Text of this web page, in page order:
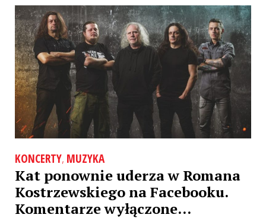
KONCERTY, MUZYKA
Kat ponownie uderza w Romana
Kostrzewskiego na Facebooku.
Komentarze wyłączone…